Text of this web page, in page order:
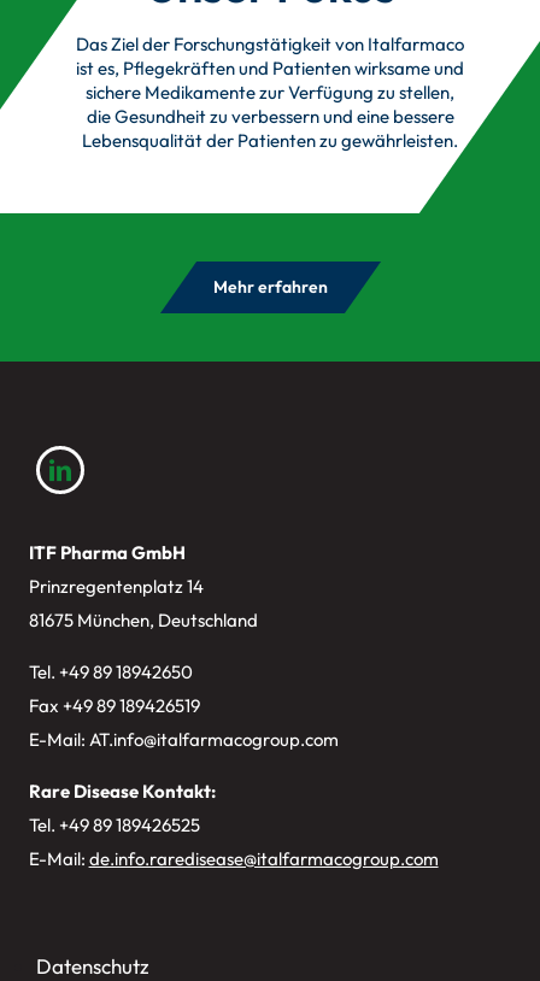
Das Ziel der Forschungstätigkeit von Italfarmaco
ist es, Pflegekräften und Patienten wirksame und
sichere Medikamente zur Verfügung zu stellen,
die Gesundheit zu verbessern und eine bessere
Lebensqualität der Patienten zu gewährleisten.
Mehr erfahren
ITF Pharma GmbH
Prinzregentenplatz 14
81675 München, Deutschland
Tel. +4989 18942650
Fax +49 89 189426519
E-Mail: AT.info@italfarmacogroup.com
Rare Disease Kontakt:
Tel. +49 89 189426525
E-Mail: de.info.raredisease@italfarmacogroup.com
Datenschutz